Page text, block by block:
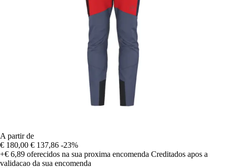
A partir de
€ 180,00 € 137,86 -23%
+€ 6,89 oferecidos na sua proxima encomenda Creditados apos a
validacao da sua encomenda